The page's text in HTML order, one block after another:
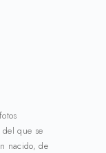
que se
nacido, de